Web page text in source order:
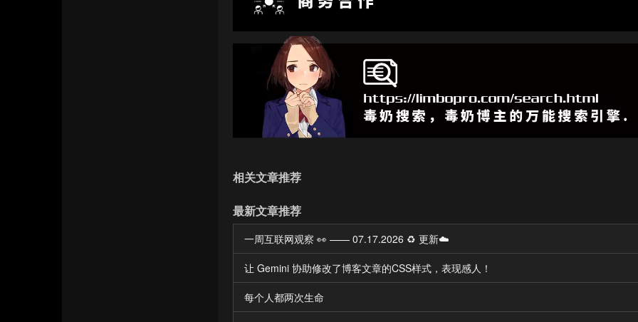
相关文章推荐
最新文章推荐
一周互联网观察 👀 —— 07.17.2026 ♻️ 更新☁️
让 Gemini 协助修改了博客文章的CSS样式，表现感人！
每个人都两次生命